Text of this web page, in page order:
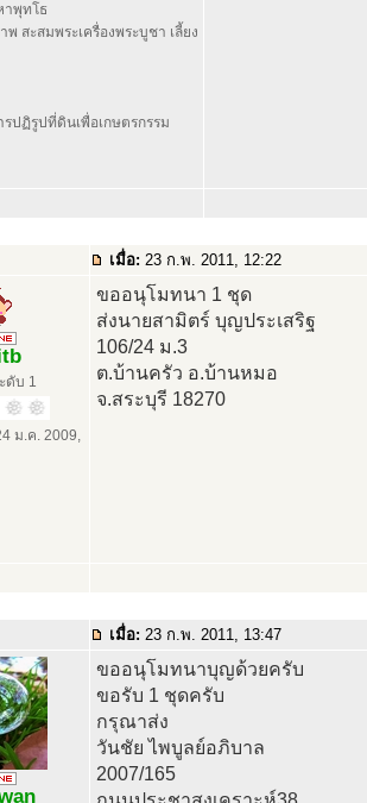
าพุทโธ
พ สะสมพระเครื่องพระบูชา เลี้ยง
รปฏิรูปที่ดินเพื่อเกษตรกรรม
เมื่อ: 23 ก.พ. 2011, 12:22
ดับ 1
ม.ค. 2009,
ขออนุโมทนา 1 ชุด
ส่งนายสามิตร์ บุญประเสริฐ
106/24 ม.3
ต.บ้านครัว อ.บ้านหมอ
จ.สระบุรี 18270
เมื่อ: 23 ก.พ. 2011, 13:47
ขออนุโมทนาบุญด้วยครับ
ขอรับ 1 ชุดครับ
กรุณาส่ง
วันชัย ไพบูลย์อภิบาล
2007/165